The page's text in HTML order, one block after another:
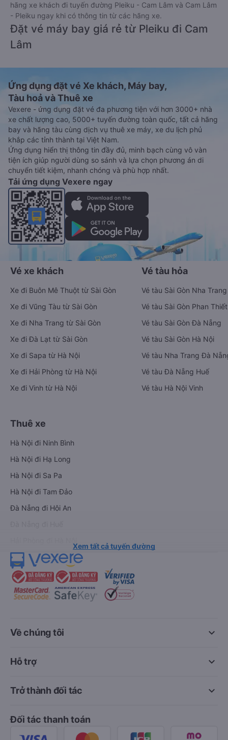
hãng xe khách đi tuyến đường Pleiku - Cam Lâm và Cam Lâm
- Pleiku ngay khi có thông tin từ các hãng xe.
Đặt vé máy bay giá rẻ từ Pleiku đi Cam
Lâm
Ứng dụng đặt vé Xe khách, Máy bay,
Tàu hoả và Thuê xe
Vexere - ứng dụng đặt vé đa phương tiện với hơn 3000+ nhà
xe chất lượng cao, 5000+ tuyến đường toàn quốc, tất cả hãng
bay và hãng tàu cùng dịch vụ thuê xe máy, xe du lịch phủ
khắp các tỉnh thành tại Việt Nam.
Ứng dụng hiển thị thông tin đầy đủ, minh bạch cùng vô vàn
tiện ích giúp người dùng so sánh và lựa chọn phương án di
chuyển tiết kiệm, nhanh chóng và phù hợp nhất.
Tải ứng dụng Vexere ngay
Vé xe khách
Xe đi Buôn Mê Thuột từ Sài Gòn
Xe đi Vũng Tàu từ Sài Gòn
Xe đi Nha Trang từ Sài Gòn
Xe đi Đà Lạt từ Sài Gòn
Xe đi Sapa từ Hà Nội
Xe đi Hải Phòng từ Hà Nội
Xe đi Vinh từ Hà Nội
Vé tàu hỏa
Vé tàu Sài Gòn Nha Trang
Vé tàu Sài Gòn Phan Thiết
Vé tàu Sài Gòn Đà Nẵng
Vé tàu Sài Gòn Hà Nội
Vé tàu Nha Trang Đà
Vé tàu Đà Nẵng Huế
Vé tàu Hà Nội Vinh
Thuê xe
Hà Nội đi Ninh Bình
Hà Nội đi Hạ Long
Hà Nội đi Sa Pa
Hà Nội đi Tam Đảo
Đà Nẵng đi Hội An
Xem tất cả tuyến đường
keyboard_arrow_down
Về chúng tôi
keyboard_arrow_down
Hỗ trợ
keyboard_arrow_down
Trở thành đối tác
Đối tác thanh toán